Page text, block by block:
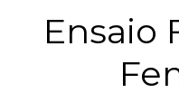
Ensaio